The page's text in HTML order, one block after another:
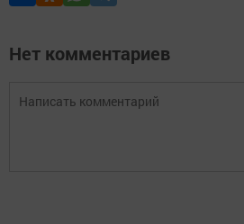
Нет комментариев